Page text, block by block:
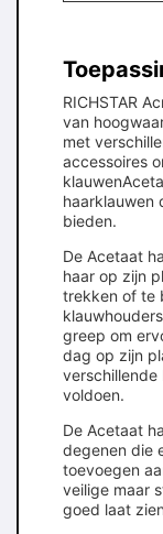
RICHSTAR
van
met
accessoires
haarklauwen
bieden.
De Acetaat
haar op zijn
trekken of te
greep om
dag op zijn
verschillende
voldoen.
De Acetaat
degenen die
toevoegen
veilige maar
goed laat